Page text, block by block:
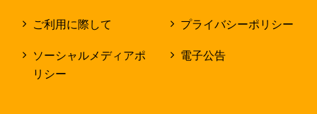
ご利用に際して プライバシーポリシー
ソーシャルメディアポ
リシー
電子公告